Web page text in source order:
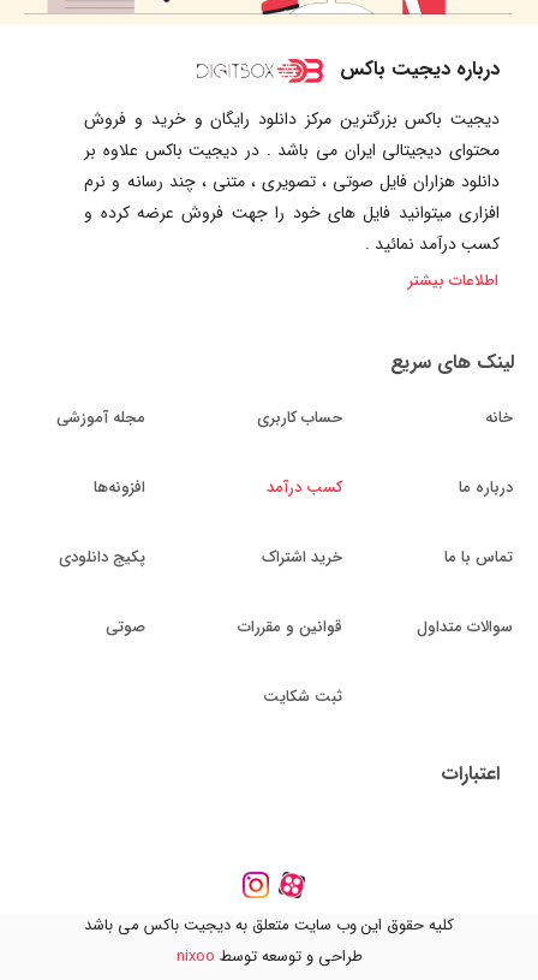
درباره دیجیت باکس
دیجیت باکس بزرگترین مرکز دانلود رایگان و خرید و فروش
محتوای دیجیتالی ایران می باشد . در دیجیت باکس علاوه بر
دانلود هزاران فایل صوتی ، تصویری ، متنی ، چند رسانه و نرم
افزاری میتوانید فایل های خود را جهت فروش عرضه کرده و
کسب درآمد نمائید .
اطلاعات بیشتر
لینک های سریع
خانه
درباره ما
تماس با ما
سوالات متداول
حساب کاربری
کسب درآمد
خرید اشتراک
قوانین و مقررات
ثبت شکایت
مجله آموزشی
افزونه‌ها
پکیج دانلودی
صوتی
اعتبارات
کلیه حقوق این وب سایت متعلق به دیجیت باکس می باشد
طراحی و توسعه توسط nixoo